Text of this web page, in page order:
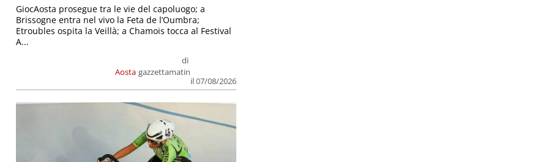
Aosta
di
gazzettamatin
il 07/08/2026
GiocAosta prosegue tra le vie del capoluogo; a
Brissogne entra nel vivo la Feta de l’Oumbra;
Etroubles ospita la Veillà; a Chamois tocca al Festival
A...